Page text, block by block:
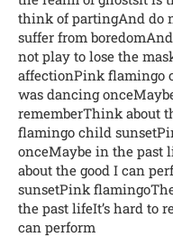
think of partingAnd do
suffer from
not play to lose the
affectionPink flamingo
was dancing
rememberThink about
flamingo child
onceMaybe in the past
about the good I can
sunsetPink
the past lifeIt’s hard to
can perform